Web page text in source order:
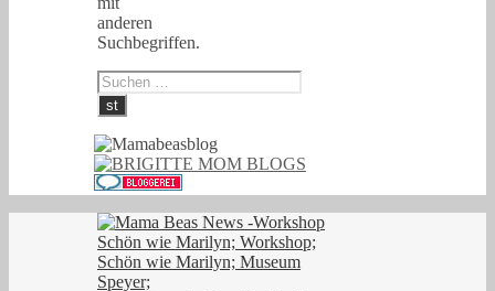
anderen
Suchbegriffen.